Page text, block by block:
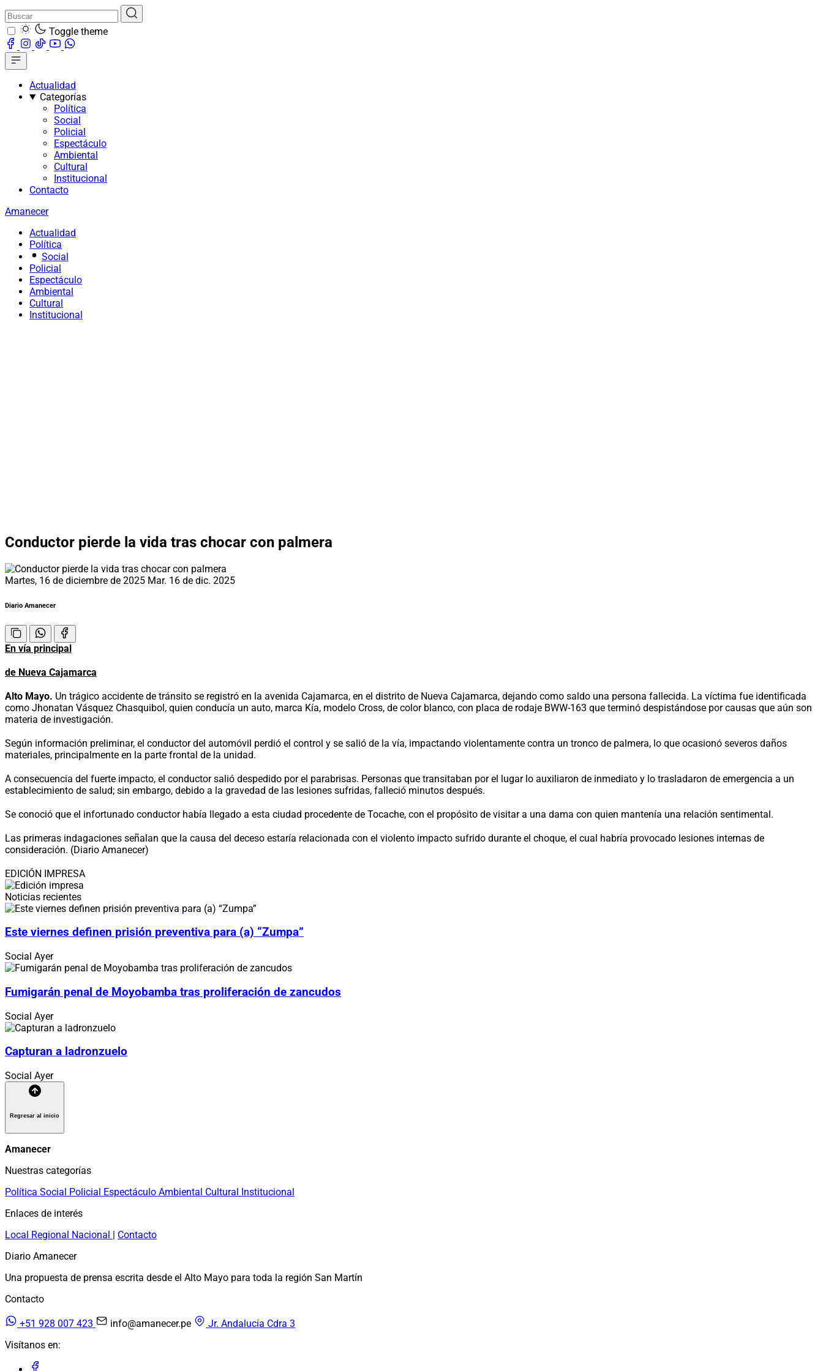
Toggle theme
Actualidad
Categorías
Política
Social
Policial
Espectáculo
Ambiental
Cultural
Institucional
Contacto
Amanecer
Actualidad
Política
Social
Policial
Espectáculo
Ambiental
Cultural
Institucional
Conductor pierde la vida tras chocar con palmera
Martes, 16 de diciembre de 2025 Mar. 16 de dic. 2025
Diario Amanecer
En vía principal
de Nueva Cajamarca
Alto Mayo. Un trágico accidente de tránsito se registró en la avenida Cajamarca, en el distrito de Nueva Cajamarca, dejando como saldo una persona fallecida. La víctima fue identificada
como Jhonatan Vásquez Chasquibol, quien conducía un auto, marca Kía, modelo Cross, de color blanco, con placa de rodaje BWW-163 que terminó despistándose por causas que aún son
materia de investigación.
Según información preliminar, el conductor del automóvil perdió el control y se salió de la vía, impactando violentamente contra un tronco de palmera, lo que ocasionó severos daños
materiales, principalmente en la parte frontal de la unidad.
A consecuencia del fuerte impacto, el conductor salió despedido por el parabrisas. Personas que transitaban por el lugar lo auxiliaron de inmediato y lo trasladaron de emergencia a un
establecimiento de salud; sin embargo, debido a la gravedad de las lesiones sufridas, falleció minutos después.
Se conoció que el infortunado conductor había llegado a esta ciudad procedente de Tocache, con el propósito de visitar a una dama con quien mantenía una relación sentimental.
Las primeras indagaciones señalan que la causa del deceso estaría relacionada con el violento impacto sufrido durante el choque, el cual habría provocado lesiones internas de
consideración. (Diario Amanecer)
EDICIÓN IMPRESA
Noticias recientes
Este viernes definen prisión preventiva para (a) “Zumpa”
Social Ayer
Fumigarán penal de Moyobamba tras proliferación de zancudos
Social Ayer
Capturan a ladronzuelo
Social Ayer
Regresar al inicio
Amanecer
Nuestras categorías
Política Social Policial Espectáculo Ambiental Cultural Institucional
Enlaces de interés
Local Regional Nacional | Contacto
Diario Amanecer
Una propuesta de prensa escrita desde el Alto Mayo para toda la región San Martín
Contacto
+51 928 007 423 info@amanecer.pe
Jr. Andalucía Cdra 3
Visítanos en: